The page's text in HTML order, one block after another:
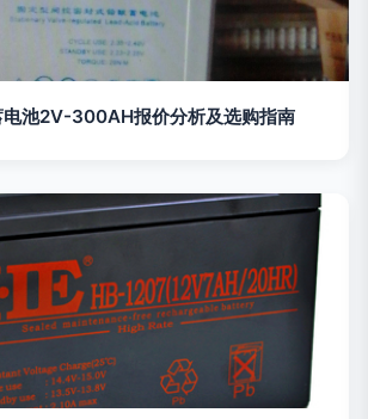
电池2V-300AH报价分析及选购指南